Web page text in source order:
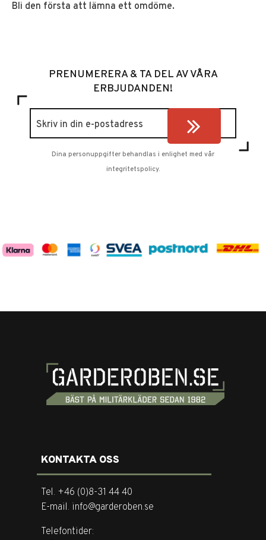
Bli den första att lämna ett omdöme.
PRENUMERERA & TA DEL AV VÅRA
ERBJUDANDEN!
Dina personuppgifter behandlas i enlighet med vår
integritetspolicy.
KONTAKTA OSS
Tel. +46 (0)8-31 44 40
E-mail. info@garderoben.se
Telefontider: